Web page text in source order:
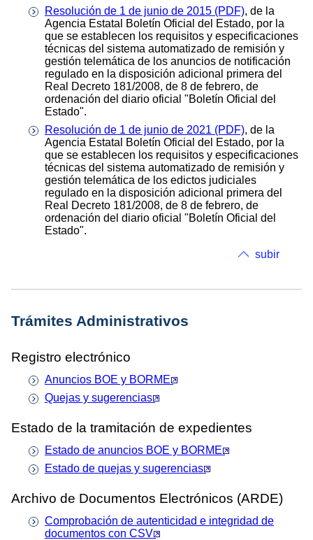
Resolución de 1 de junio de 2015 (PDF), de la
Agencia Estatal Boletín Oficial del Estado, por la
que se establecen los requisitos y especificaciones
técnicas del sistema automatizado de remisión y
gestión telemática de los anuncios de notificación
regulado en la disposición adicional primera del
Real Decreto 181/2008, de 8 de febrero, de
ordenación del diario oficial "Boletín Oficial del
Estado".
Resolución de 1 de junio de 2021 (PDF), de la
Agencia Estatal Boletín Oficial del Estado, por la
que se establecen los requisitos y especificaciones
técnicas del sistema automatizado de remisión y
gestión telemática de los edictos judiciales
regulado en la disposición adicional primera del
Real Decreto 181/2008, de 8 de febrero, de
ordenación del diario oficial "Boletín Oficial del
Estado".
subir
Trámites Administrativos
Registro electrónico
Anuncios BOE y BORME
Quejas y sugerencias
Estado de la tramitación de expedientes
Estado de anuncios BOE y BORME
Estado de quejas y sugerencias
Archivo de Documentos Electrónicos (ARDE)
Comprobación de autenticidad e integridad de
documentos con CSV